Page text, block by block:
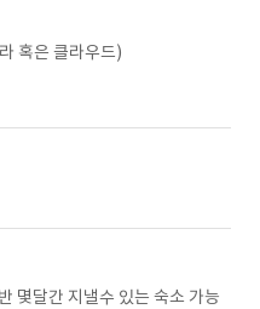
혹은 클라우드)
몇달간 지낼수 있는 숙소 가능